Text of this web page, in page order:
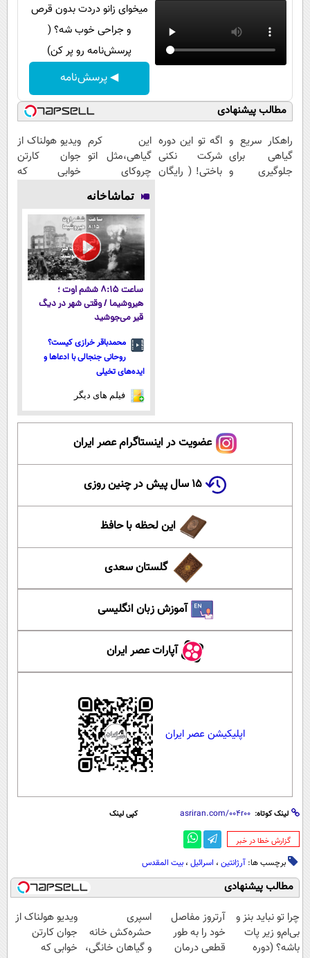
میخوای زانو دردت بدون قرص
و جراحی خوب شه؟ (
پرسش‌نامه رو پر کن)
◀ پرسش‌نامه
مطالب پیشنهادی
راهکار سریع و
گیاهی برای
جلوگیری و
اگه تو این دوره
شرکت نکنی
باختی! ( رایگان
این کرم
گیاهی،مثل اتو
چروکای
پوستتوصاف
میکنه!50%تخفیف
ویدیو هولناک از
جوان کارتن
خوابی که
تماشاخانه
ساعت ۸:۱۵ ششم اوت ؛
هیروشیما / وقتی شهر در دیگ
قیر می‌جوشید
محمدباقر خرازی کیست؟
روحانی جنجالی با ادعاها و
ایده‌های تخیلی
فیلم های دیگر
عضویت در اینستاگرام عصر ایران
۱۵ سال پیش در چنین روزی
این لحظه با حافظ
گلستان سعدی
آموزش زبان انگلیسی
آپارات عصر ایران
اپلیکیشن عصر ایران
لینک کوتاه: کپی لینک
‌گزارش خطا در خبر
برچسب ها: آرژانتین ، اسرائیل ، بیت المقدس
مطالب پیشنهادی
چرا تو نباید بنز و
بی‌ام‌و زیر پات
باشه؟ (دوره
آرتروز مفاصل
خود را به طور
قطعی درمان
اسپری
حشره‌کش خانه
و گیاهان خانگی،
ویدیو هولناک از
جوان کارتن
خوابی که